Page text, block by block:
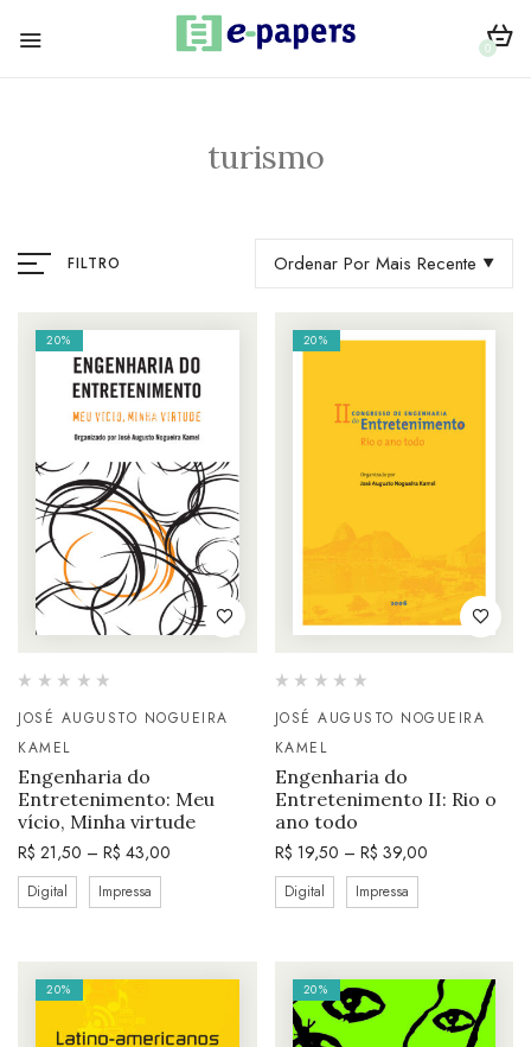
0
turismo
FILTRO Ordenar Por Mais Recente
20%
JOSÉ AUGUSTO NOGUEIRA
KAMEL
Engenharia do
Entretenimento: Meu
vício, Minha virtude
R$ 21,50 – R$ 43,00
Digital Impressa
20%
JOSÉ AUGUSTO NOGUEIRA
KAMEL
Engenharia do
Entretenimento II: Rio o
ano todo
R$ 19,50 – R$ 39,00
Digital Impressa
20% 20%